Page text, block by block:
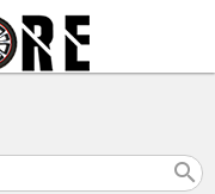
search